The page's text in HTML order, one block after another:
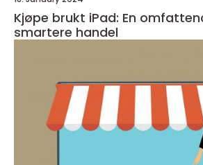
Kjøpe brukt iPad: En
smartere handel